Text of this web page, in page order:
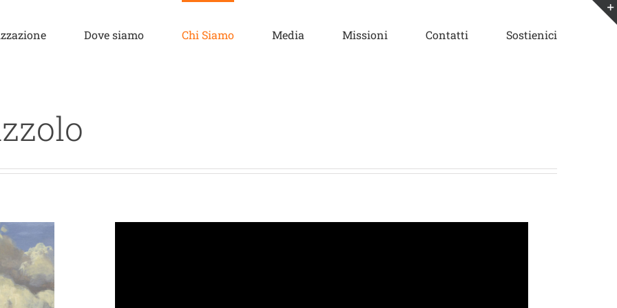
Dove siamo Chi Siamo Media Missioni Contatti Sostienici